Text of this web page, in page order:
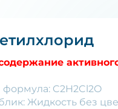
формула: C2H2Cl2O
Жидкость без